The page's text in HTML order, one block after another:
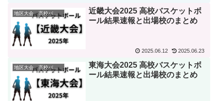
地区大会 高校バスケ
近畿大会2025 高校バスケットボ
ール結果速報と出場校のまとめ
2025.06.12 2025.06.23
地区大会 高校バスケ
東海大会2025 高校バスケットボ
ール結果速報と出場校のまとめ